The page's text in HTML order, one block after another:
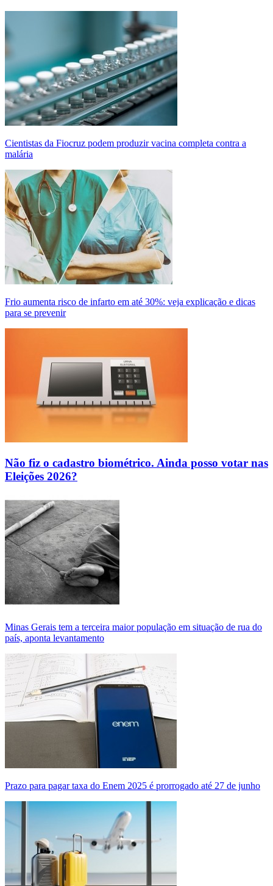
Cientistas da Fiocruz podem produzir vacina completa contra a
malária
Frio aumenta risco de infarto em até 30%: veja explicação e dicas
para se prevenir
Não fiz o cadastro biométrico. Ainda posso votar nas
Eleições 2026?
Minas Gerais tem a terceira maior população em situação de rua do
país, aponta levantamento
Prazo para pagar taxa do Enem 2025 é prorrogado até 27 de junho